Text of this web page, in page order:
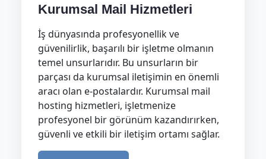
Kurumsal Mail Hizmetleri
İş dünyasında profesyonellik ve
güvenilirlik, başarılı bir işletme olmanın
temel unsurlarıdır. Bu unsurların bir
parçası da kurumsal iletişimin en önemli
aracı olan e-postalardır. Kurumsal mail
hosting hizmetleri, işletmenize
profesyonel bir görünüm kazandırırken,
güvenli ve etkili bir iletişim ortamı sağlar.